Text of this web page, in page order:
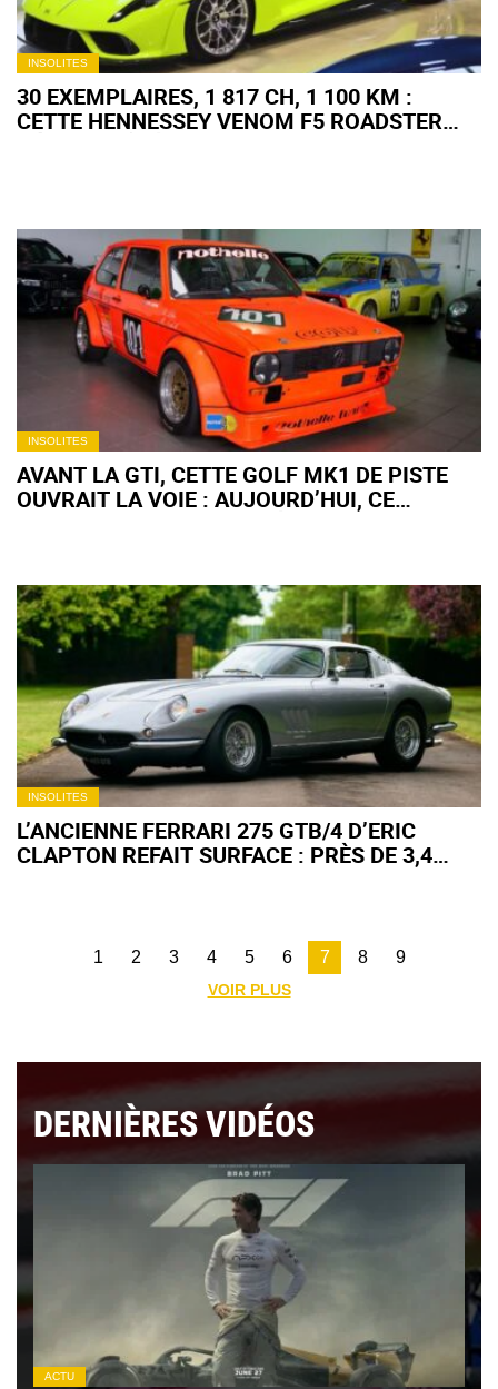
INSOLITES
30 EXEMPLAIRES, 1 817 CH, 1 100 KM :
CETTE HENNESSEY VENOM F5 ROADSTER
INSOLITES
AVANT LA GTI, CETTE GOLF MK1 DE PISTE
OUVRAIT LA VOIE : AUJOURD’HUI, CE
INSOLITES
L’ANCIENNE FERRARI 275 GTB/4 D’ERIC
CLAPTON REFAIT SURFACE : PRÈS DE 3,4
1 2 3 4 5 6 7 8 9
VOIR PLUS
DERNIÈRES VIDÉOS
ACTU